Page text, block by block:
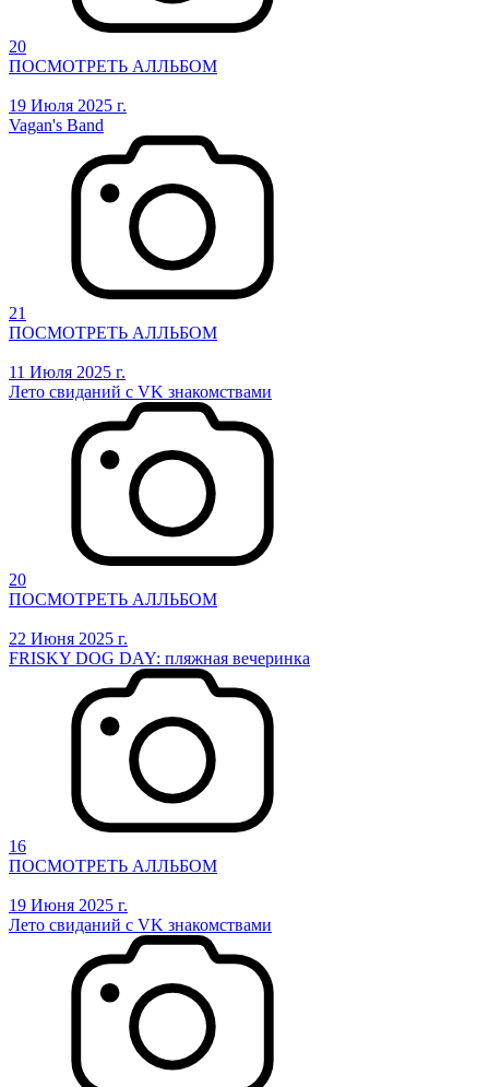
20
ПОСМОТРЕТЬ АЛЛЬБОМ
19 Июля 2025 г.
Vagan's Band
21
ПОСМОТРЕТЬ АЛЛЬБОМ
11 Июля 2025 г.
Лето свиданий с VK знакомствами
20
ПОСМОТРЕТЬ АЛЛЬБОМ
22 Июня 2025 г.
FRISKY DOG DAY: пляжная вечеринка
16
ПОСМОТРЕТЬ АЛЛЬБОМ
19 Июня 2025 г.
Лето свиданий с VK знакомствами